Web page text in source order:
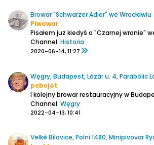
Browar "Schwarzer Adler" we Wrocławiu
Piwowar
Channel: Historia
2020-06-14, 11:27
Węgry, Budapest, Lázár u. 4, Parabolic
pebejot
Channel: Węgry
2022-04-13, 10:41
Velké Bílovice, Polní 1480, Minipivovar